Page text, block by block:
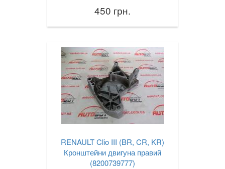
450 грн.
RENAULT Clio III (BR, CR, KR)
Кронштейни двигуна правий
(8200739777)